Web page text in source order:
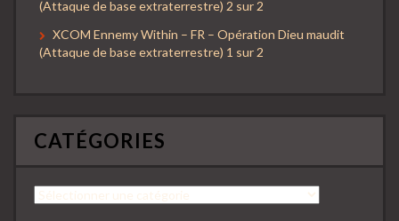
(Attaque de base extraterrestre) 2 sur 2
XCOM Ennemy Within – FR – Opération Dieu maudit
(Attaque de base extraterrestre) 1 sur 2
CATÉGORIES
Catégories